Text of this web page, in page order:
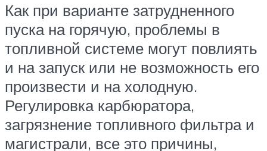
Как при варианте затрудненного
пуска на горячую, проблемы в
топливной системе могут повлиять
и на запуск или не возможность его
произвести и на холодную.
Регулировка карбюратора,
загрязнение топливного фильтра и
магистрали, все это причины,